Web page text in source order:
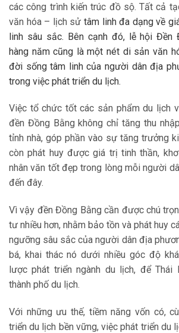
các công trình kiến trúc đồ sộ. Tất cả
văn hóa – lịch sử tâm linh đa dạng về
linh sâu sắc. Bên cạnh đó, lễ hội Đền
hàng năm cũng là một nét di sản văn
đời sống tâm linh của người dân địa
trong việc phát triển du lịch.
Việc tổ chức tốt các sản phẩm du lịch
đền Đồng Bằng không chỉ tăng thu
tỉnh nhà, góp phần vào sự tăng trưởng
còn phát huy được giá trị tinh thần,
nhân văn tốt đẹp trong lòng mỗi người
đến đây.
Vì vậy đền Đồng Bằng cần được chú
tư nhiều hơn, nhằm bảo tồn và phát huy
ngưỡng sâu sắc của người dân địa
bá, khai thác nó dưới nhiều góc độ
lược phát triển ngành du lịch, để Thái
thành phố du lịch.
Với những ưu thế, tiềm năng vốn có,
triển du lịch bền vững, việc phát triển du